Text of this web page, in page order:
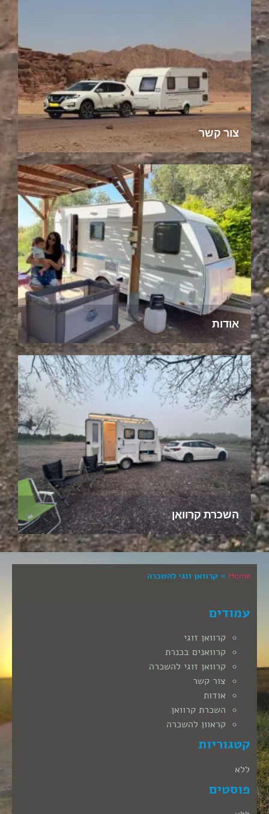
צור קשר
אודות
השכרת קרוואן
Home
» קרוואן זוגי להשכרה
עמודים
קרוואן זוגי
קרוואנים בכנרת
קרוואן זוגי להשכרה
צור קשר
אודות
השכרת קרוואן
קראוון להשכרה
קטגוריות
ללא
פוסטים